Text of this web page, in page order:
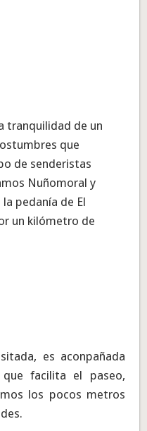
tranquilidad de un
que
de senderistas
Nuñomoral y
pedanía de El
un kilómetro de
es aconpañada
facilita el paseo,
los pocos metros